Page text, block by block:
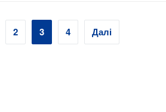
2 3 4 Далі